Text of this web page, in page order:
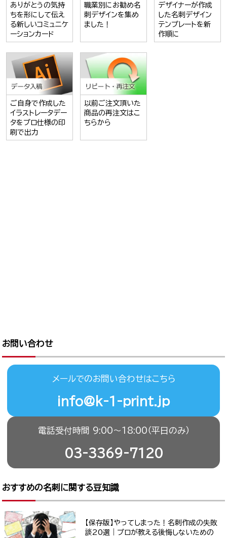
ありがとうの気持
ちを形にして伝え
る新しいコミュニケ
ーションカード
職業別にお勧め名
刺デザインを集め
ました！
デザイナーが作成
した名刺デザイン
テンプレートを新
作順に
ご自身で作成した
イラストレータデー
タをプロ仕様の印
刷で出力
以前ご注文頂いた
商品の再注文はこ
ちらから
お問い合わせ
メールでのお問い合わせはこちら
info@k-1-print.jp
電話受付時間 9:00〜18:00（平日のみ）
03-3369-7120
おすすめの名刺に関する豆知識
【保存版】やってしまった！名刺作成の失敗
談20選｜プロが教える後悔しないための